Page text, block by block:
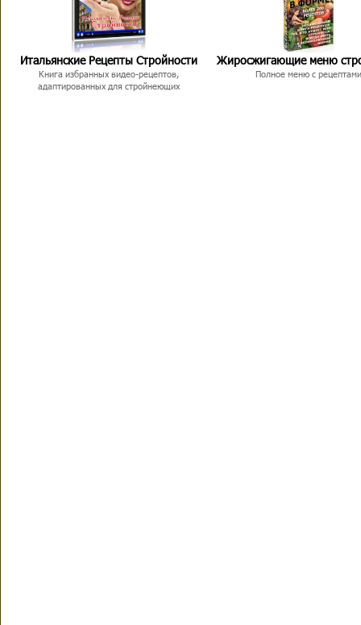
Итальянские Рецепты Стройности
Книга избранных видео-рецептов,
адаптированных для стройнеющих
Жиросжигающие меню
Полное меню с рецептами